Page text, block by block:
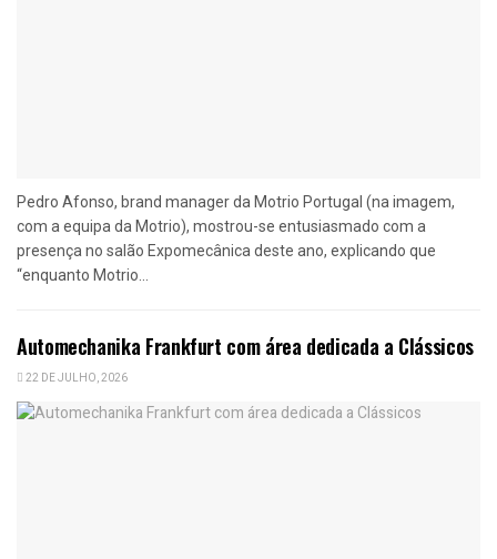
Pedro Afonso, brand manager da Motrio Portugal (na imagem,
com a equipa da Motrio), mostrou-se entusiasmado com a
presença no salão Expomecânica deste ano, explicando que
“enquanto Motrio...
Automechanika Frankfurt com área dedicada a Clássicos
22 DE JULHO, 2026